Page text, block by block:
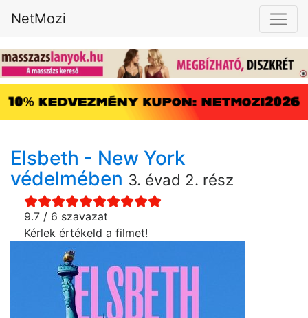
NetMozi
Elsbeth - New York
védelmében 3. évad 2. rész
9.7 / 6 szavazat
Kérlek értékeld a filmet!